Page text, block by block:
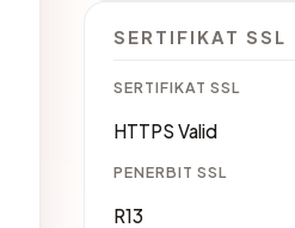
SERTIFIKAT SSL
SERTIFIKAT SSL
HTTPS Valid
PENERBIT SSL
R13